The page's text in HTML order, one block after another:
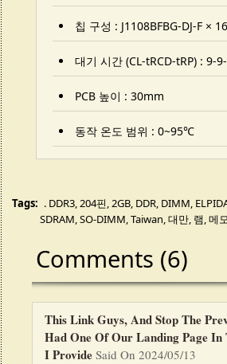
칩 구성 : J1108BFBG-DJ-F × 16
대기 시간 (CL-tRCD-tRP) : 9-
PCB 높이 : 30mm
동작 온도 범위 : 0~95℃
Tags: . DDR3,204핀,2GB, DDR, DIMM,
SDRAM,SO-DIMM,Taiwan,대만, 램,메
Comments (6)
This Link Guys, And Stop The
Had One Of Our Landing Page In
I Provide Said On 2024/05/13